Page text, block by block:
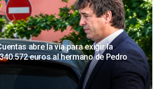
abre la vía para exigir la
euros al hermano de Pedro